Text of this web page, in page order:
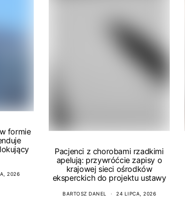
formie
2026
Pacjenci z chorobami rzadkimi
apelują: przywróćcie zapisy o
krajowej sieci ośrodków
eksperckich do projektu ustawy
BARTOSZ DANEL 24 LIPCA, 2026